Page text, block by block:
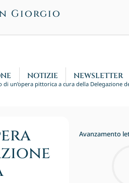
Giorgio
NOTIZIE NEWSLETTER
un’opera pittorica a cura della Delegazione
Avanzamento